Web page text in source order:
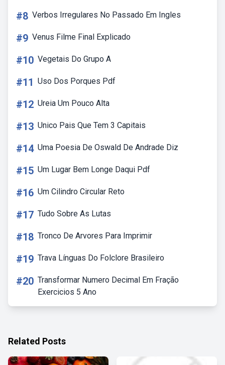
#8 Verbos Irregulares No Passado Em Ingles
#9 Venus Filme Final Explicado
#10 Vegetais Do Grupo A
#11 Uso Dos Porques Pdf
#12 Ureia Um Pouco Alta
#13 Unico Pais Que Tem 3 Capitais
#14 Uma Poesia De Oswald De Andrade Diz
#15 Um Lugar Bem Longe Daqui Pdf
#16 Um Cilindro Circular Reto
#17 Tudo Sobre As Lutas
#18 Tronco De Arvores Para Imprimir
#19 Trava Línguas Do Folclore Brasileiro
#20 Transformar Numero Decimal Em Fração
Exercicios 5 Ano
Related Posts